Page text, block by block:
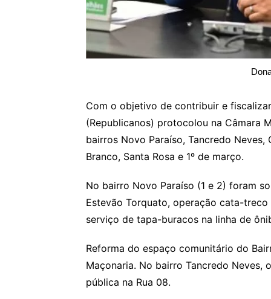
Com o objetivo de contribuir e
(Republicanos) protocolou na Câmara
bairros Novo Paraíso, Tancredo
Branco, Santa Rosa e 1º de março.
No bairro Novo Paraíso (1 e 2) foram
Estevão Torquato, operação cata-
serviço de tapa-buracos na linha de
Reforma do espaço comunitário do
Maçonaria. No bairro Tancredo Neves,
pública na Rua 08.